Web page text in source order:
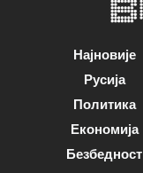
Најновије
Русија
Политика
Економија
Безбедност